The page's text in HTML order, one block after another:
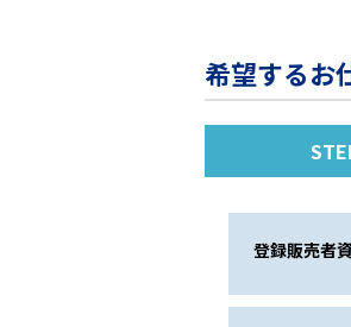
希望するお
登録販売者